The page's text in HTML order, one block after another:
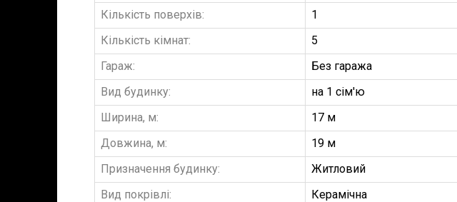
Кількість поверхів:
1
Кількість кімнат:
5
Гараж:
Без гаража
Вид будинку:
на 1 сім'ю
Ширина, м:
17 м
Довжина, м:
19 м
Призначення будинку:
Житловий
Вид покрівлі:
Керамічна